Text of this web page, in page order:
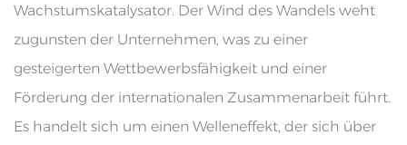
Wachstumskatalysator. Der Wind des Wandels weht
zugunsten der Unternehmen, was zu einer
gesteigerten Wettbewerbsfähigkeit und einer
Förderung der internationalen Zusammenarbeit führt.
Es handelt sich um einen Welleneffekt, der sich über